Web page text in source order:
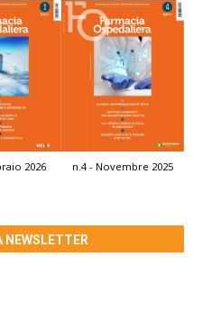
2026 n.4 - Novembre 2025
NEWSLETTER